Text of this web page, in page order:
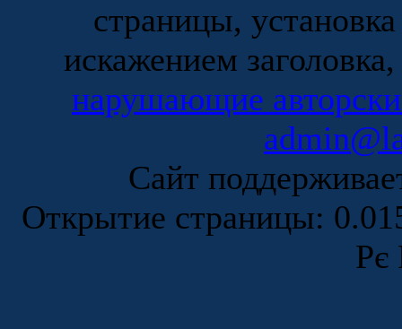
страницы,
искажением
нарушающие
Сайт
Открытие страницы:
Рє